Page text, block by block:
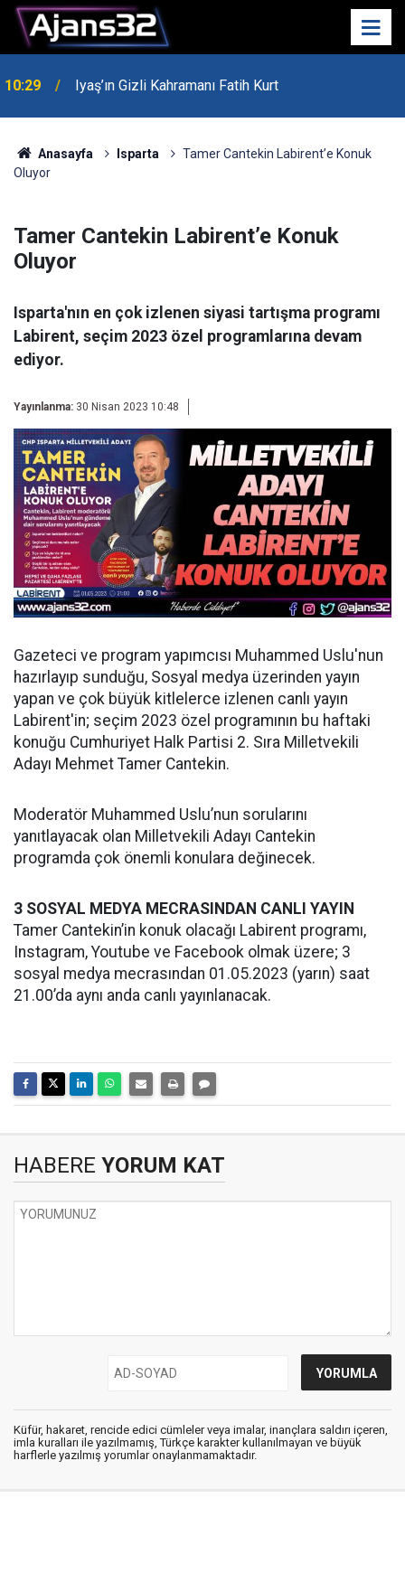
10:29 Iyaş’ın Gizli Kahramanı Fatih Kurt
00:52 Isparta'da Asker Eğlencesinde Kavga Çıktı
Anasayfa Isparta
Tamer Cantekin Labirent’e Konuk
Oluyor
Tamer Cantekin Labirent’e Konuk
Oluyor
Isparta'nın en çok izlenen siyasi tartışma programı
Labirent, seçim 2023 özel programlarına devam
ediyor.
Yayınlanma: 30 Nisan 2023 10:48
Gazeteci ve program yapımcısı Muhammed Uslu'nun
hazırlayıp sunduğu, Sosyal medya üzerinden yayın
yapan ve çok büyük kitlelerce izlenen canlı yayın
Labirent'in; seçim 2023 özel programının bu haftaki
konuğu Cumhuriyet Halk Partisi 2. Sıra Milletvekili
Adayı Mehmet Tamer Cantekin.
Moderatör Muhammed Uslu’nun sorularını
yanıtlayacak olan Milletvekili Adayı Cantekin
programda çok önemli konulara değinecek.
3 SOSYAL MEDYA MECRASINDAN CANLI YAYIN
Tamer Cantekin’in konuk olacağı Labirent programı,
Instagram, Youtube ve Facebook olmak üzere; 3
sosyal medya mecrasından 01.05.2023 (yarın) saat
21.00’da aynı anda canlı yayınlanacak.
HABERE YORUM KAT
Küfür, hakaret, rencide edici cümleler veya imalar, inançlara saldırı içeren,
imla kuralları ile yazılmamış, Türkçe karakter kullanılmayan ve büyük
harflerle yazılmış yorumlar onaylanmamaktadır.